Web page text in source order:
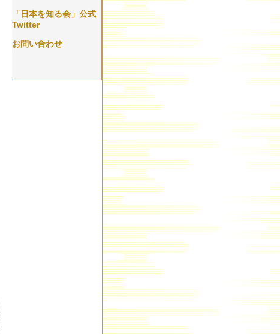
「日本を知る会」公式
Twitter
お問い合わせ